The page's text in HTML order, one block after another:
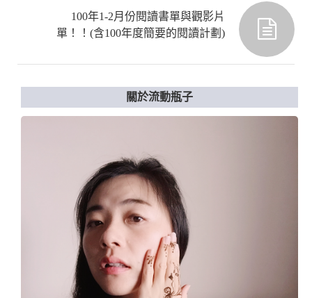
100年1-2月份閱讀書單與觀影片
單！！(含100年度簡要的閱讀計劃)
關於流動瓶子